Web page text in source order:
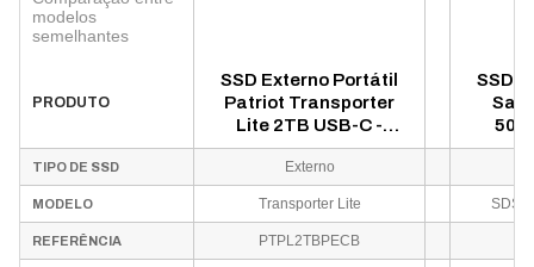
modelos
semelhantes
PRODUTO
SSD Externo Portátil
Patriot Transporter
Lite 2TB USB-C -
PTPL2TBPECB
SSD
TIPO DE SSD Externo
MODELO Transporter Lite
REFERÊNCIA PTPL2TBPECB